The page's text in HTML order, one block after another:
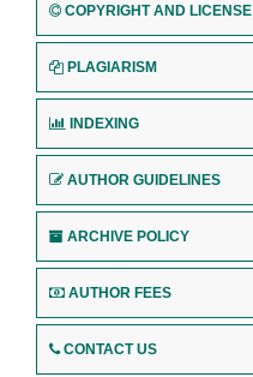
COPYRIGHT AND LICENSE
PLAGIARISM
INDEXING
AUTHOR GUIDELINES
ARCHIVE POLICY
AUTHOR FEES
CONTACT US